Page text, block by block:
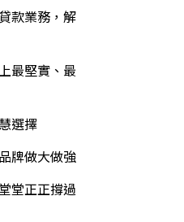
款業務，解
最堅實、最
選擇
牌做大做強
堂正正撐過